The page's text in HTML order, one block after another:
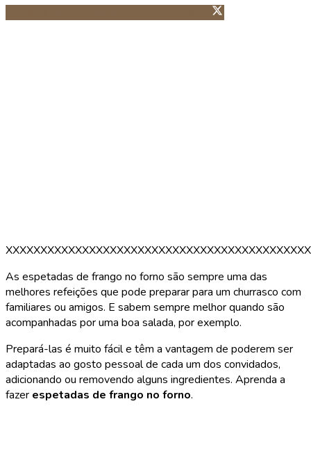
Guardar no Pinterest
As espetadas de frango no forno são sempre uma das
melhores refeições que pode preparar para um churrasco com
familiares ou amigos. E sabem sempre melhor quando são
acompanhadas por uma boa salada, por exemplo.
Prepará-las é muito fácil e têm a vantagem de poderem ser
adaptadas ao gosto pessoal de cada um dos convidados,
adicionando ou removendo alguns ingredientes. Aprenda a
fazer espetadas de frango no forno.